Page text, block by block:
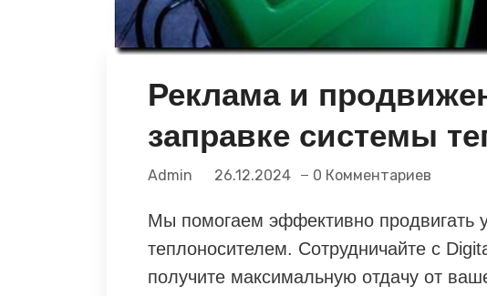
Реклама и
заправке системы
Admin 26.12.2024 0 Комментариев
Мы помогаем эффективно продвигать
теплоносителем. Сотрудничайте с
получите максимальную отдачу от